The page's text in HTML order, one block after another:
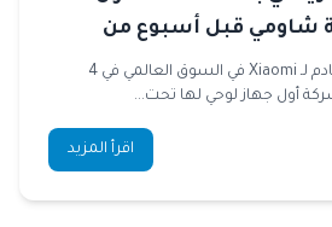
شاومي قبل أسبوع من
سيقام حدث الإطلاق القادم لـ Xiaomi في السوق العالمي في 4
أول جهاز لوحي لها تحت...
اقرأ المزيد